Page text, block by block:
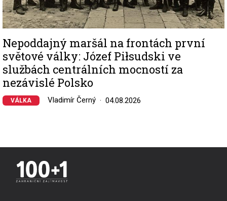
Nepoddajný maršál na frontách první
světové války: Józef Piłsudski ve
službách centrálních mocností za
nezávislé Polsko
VÁLKA Vladimír Černý 04.08.2026